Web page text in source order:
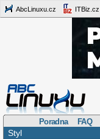
AbcLinuxu.cz ITBiz.cz
Poradna FAQ
Styl